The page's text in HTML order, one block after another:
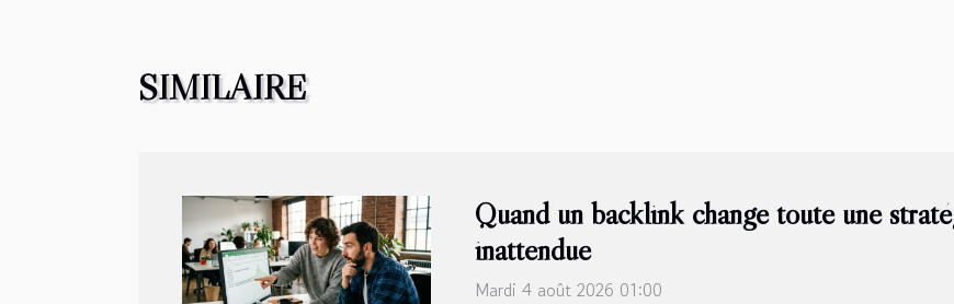
SIMILAIRE
Quand un backlink change toute une
inattendue
Mardi 4 août 2026 01:00